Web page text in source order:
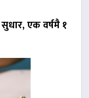
एक वर्षमै १